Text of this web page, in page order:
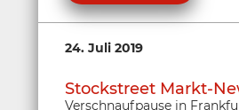
24. Juli 2019
Stockstreet Markt-
Verschnaufpause in